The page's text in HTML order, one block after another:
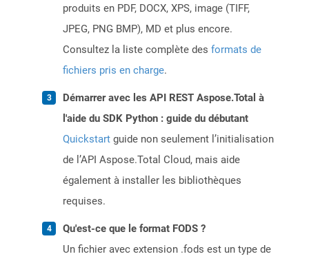
produits en PDF, DOCX, XPS, image (TIFF,
JPEG, PNG BMP), MD et plus encore.
Consultez la liste complète des formats de
fichiers pris en charge.
Démarrer avec les API REST Aspose.Total à
l'aide du SDK Python : guide du débutant
Quickstart guide non seulement l’initialisation
de l’API Aspose.Total Cloud, mais aide
également à installer les bibliothèques
requises.
Qu'est-ce que le format FODS ?
Un fichier avec extension .fods est un type de